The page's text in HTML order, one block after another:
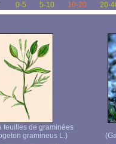
0-5 5-10 10-20 20-
feuilles de graminées
gramineus L.)